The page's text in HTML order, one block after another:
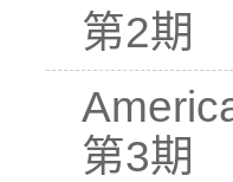
第2期
第3期